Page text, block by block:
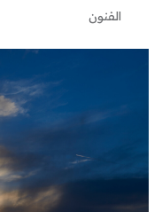
الفنون